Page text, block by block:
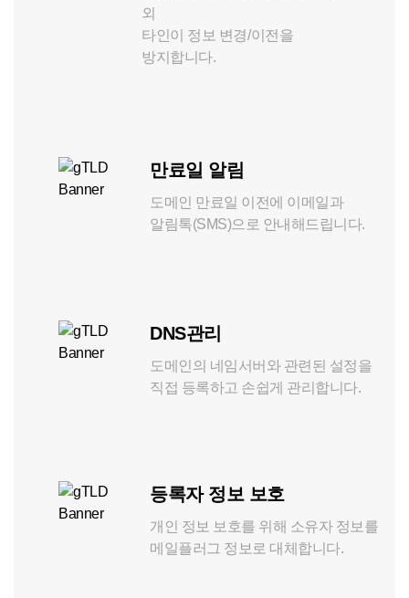
외
타인이 정보 변경/이전을
방지합니다.
만료일 알림
도메인 만료일 이전에 이메일과
알림톡(SMS)으로 안내해드립니다.
DNS관리
도메인의 네임서버와 관련된 설정을
직접 등록하고 손쉽게 관리합니다.
등록자 정보 보호
개인 정보 보호를 위해 소유자 정보를
메일플러그 정보로 대체합니다.